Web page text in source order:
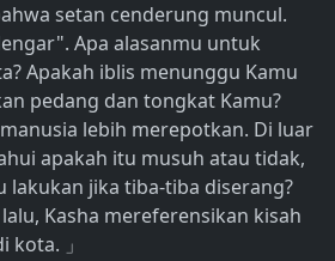
setan cenderung muncul.
Apa alasanmu untuk
Apakah iblis menunggu Kamu
pedang dan tongkat Kamu?
lebih merepotkan. Di luar
apakah itu musuh atau tidak,
lakukan jika tiba-tiba diserang?
Kasha mereferensikan kisah
kota.
」